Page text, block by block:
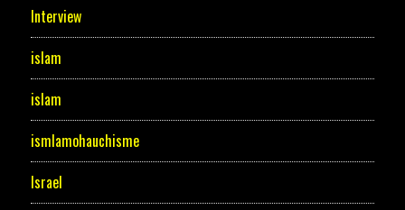
Interview
islam
islam
ismlamohauchisme
Israel